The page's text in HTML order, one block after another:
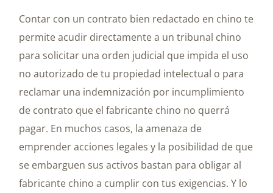
Contar con un contrato bien redactado en chino te
permite acudir directamente a un tribunal chino
para solicitar una orden judicial que impida el uso
no autorizado de tu propiedad intelectual o para
reclamar una indemnización por incumplimiento
de contrato que el fabricante chino no querrá
pagar. En muchos casos, la amenaza de
emprender acciones legales y la posibilidad de que
se embarguen sus activos bastan para obligar al
fabricante chino a cumplir con tus exigencias. Y lo